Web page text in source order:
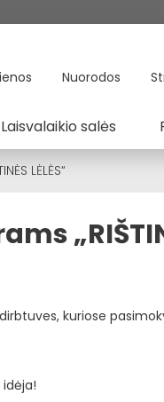
Nuorodos
Laisvalaikio salės
LĖLĖS“
kuriose